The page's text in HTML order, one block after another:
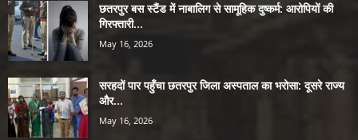
छतरपुर बस स्टैंड में नाबालिग से सामूहिक दुष्कर्म: आरोपियों की
गिरफ्तारी...
May 16, 2026
सरहदों पार पहुँचा छतरपुर जिला अस्पताल का भरोसा: दूसरे राज्य
और...
May 16, 2026